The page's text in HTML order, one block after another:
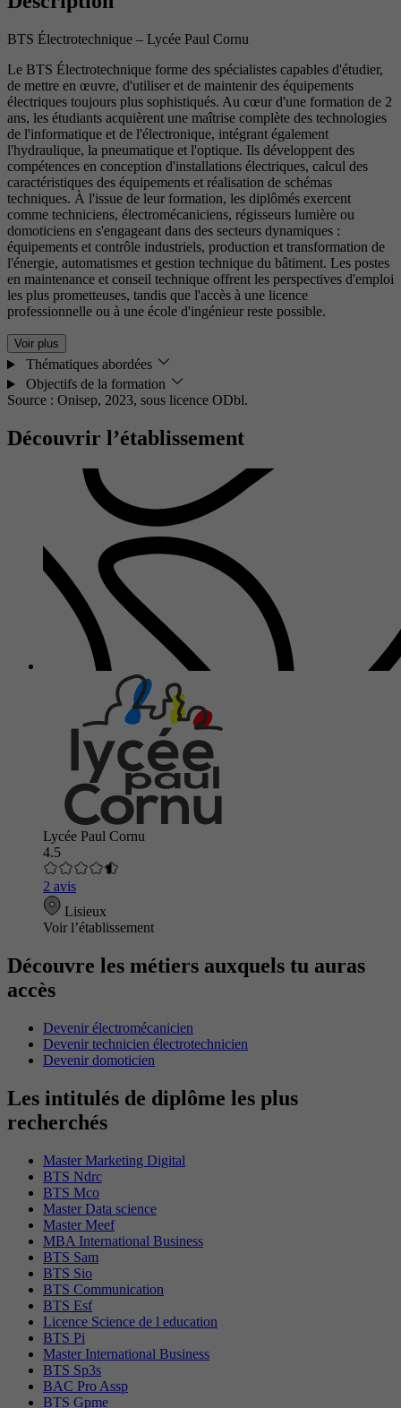
BTS Électrotechnique – Lycée Paul Cornu
Le BTS Électrotechnique forme des spécialistes capables d'étudier,
de mettre en œuvre, d'utiliser et de maintenir des équipements
électriques toujours plus sophistiqués. Au cœur d'une formation de 2
ans, les étudiants acquièrent une maîtrise complète des technologies
de l'informatique et de l'électronique, intégrant également
l'hydraulique, la pneumatique et l'optique. Ils développent des
compétences en conception d'installations électriques, calcul des
caractéristiques des équipements et réalisation de schémas
techniques. À l'issue de leur formation, les diplômés exercent
comme techniciens, électromécaniciens, régisseurs lumière ou
domoticiens en s'engageant dans des secteurs dynamiques :
équipements et contrôle industriels, production et transformation de
l'énergie, automatismes et gestion technique du bâtiment. Les postes
en maintenance et conseil technique offrent les perspectives d'emploi
les plus prometteuses, tandis que l'accès à une licence
professionnelle ou à une école d'ingénieur reste possible.
Voir plus
Thématiques abordées
Objectifs de la formation
Source : Onisep, 2023, sous licence ODbl.
Découvrir l’établissement
Lycée Paul Cornu
4.5
2 avis
Lisieux
Voir l’établissement
Découvre les métiers auxquels tu auras
accès
Devenir électromécanicien
Devenir technicien électrotechnicien
Devenir domoticien
Les intitulés de diplôme les plus
recherchés
Master Marketing Digital
BTS Ndrc
BTS Mco
Master Data science
Master Meef
MBA International Business
BTS Sam
BTS Sio
BTS Communication
BTS Esf
Licence Science de l education
BTS Pi
Master International Business
BTS Sp3s
BAC Pro Assp
BTS Gpme